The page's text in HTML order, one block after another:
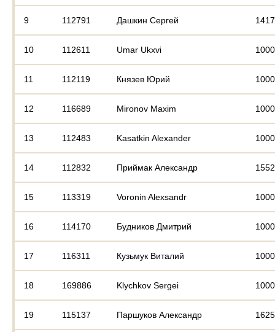
9 112791 Дашкин Сергей
10 112611 Umar Ukxvi
11 112119 Князев Юрий
12 116689 Mironov Maxim
13 112483 Kasatkin Alexander
14 112832 Приймак Александр
15 113319 Voronin Alexsandr
16 114170 Будников Дмитрий
17 116311 Кузьмук Виталий
18 169886 Klychkov Sergei
19 115137 Паршуков Александр